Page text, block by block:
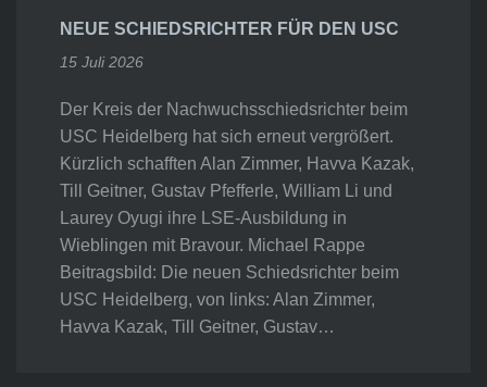
NEUE SCHIEDSRICHTER FÜR DEN USC
15 Juli 2026
Der Kreis der Nachwuchsschiedsrichter beim
USC Heidelberg hat sich erneut vergrößert.
Kürzlich schafften Alan Zimmer, Havva Kazak,
Till Geitner, Gustav Pfefferle, William Li und
Laurey Oyugi ihre LSE-Ausbildung in
Wieblingen mit Bravour. Michael Rappe
Beitragsbild: Die neuen Schiedsrichter beim
USC Heidelberg, von links: Alan Zimmer,
Havva Kazak, Till Geitner, Gustav…